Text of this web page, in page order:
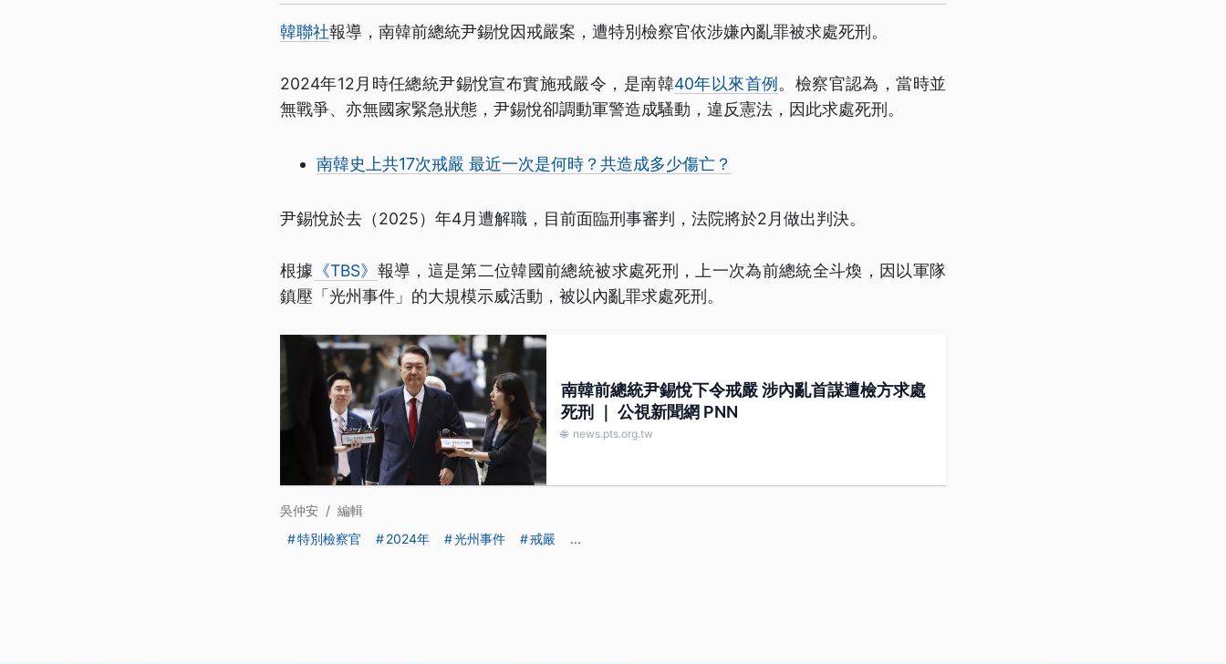
韓聯社報導，南韓前總統尹錫悅因戒嚴案，遭特別檢察官依涉嫌內亂罪被求處死刑。
2024年12月時任總統尹錫悅宣布實施戒嚴令，是南韓40年以來首例。檢察官認為，當時並
無戰爭、亦無國家緊急狀態，尹錫悅卻調動軍警造成騷動，違反憲法，因此求處死刑。
南韓史上共17次戒嚴 最近一次是何時？共造成多少傷亡？
尹錫悅於去（2025）年4月遭解職，目前面臨刑事審判，法院將於2月做出判決。
根據 《TBS》 報導，這是第二位韓國前總統被求處死刑，上一次為前總統全斗煥，因以軍隊
鎮壓「光州事件」的大規模示威活動，被以內亂罪求處死刑。
南韓前總統尹錫悅下令戒嚴 涉內亂首謀遭檢方求處
死刑 ｜ 公視新聞網 PNN
🌐 news.pts.org.tw
吳仲安 / 編輯
特別檢察官
2024年 光州事件 戒嚴 ...